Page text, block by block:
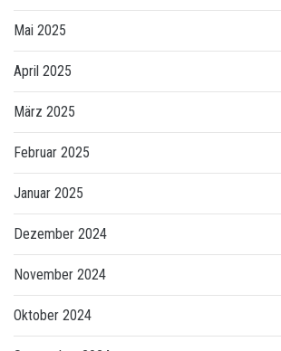
Mai 2025
April 2025
März 2025
Februar 2025
Januar 2025
Dezember 2024
November 2024
Oktober 2024